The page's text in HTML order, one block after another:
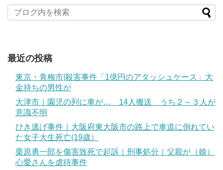
最近の投稿
東京・青梅市|殺害事件「1億円のアタッシュケース」大
金持ちの男性が
大津市｜園児の列に車が… 14人搬送 うち２～３人が
意識不明
ひき逃げ事件｜大阪府東大阪市の路上で車道に倒れてい
た女子大生死亡(19歳）
栗原勇一郎を傷害致死で起訴｜刑事処分｜父親が（娘）
心愛さんを虐待事件